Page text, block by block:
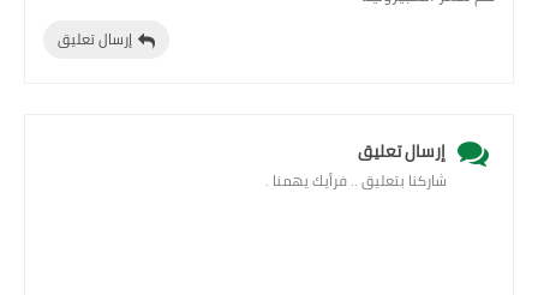
إرسال تعليق
إرسال تعليق
شاركنا بتعليق .. فرأيك يهمنا .